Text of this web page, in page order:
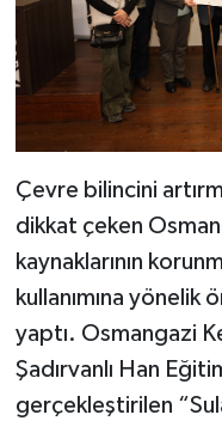
Çevre bilincini
dikkat çeken
kaynaklarının
kullanımına
yaptı. Osmangazi
Şadırvanlı Han
gerçekleştirilen